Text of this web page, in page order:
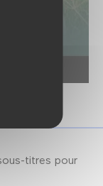
titres pour